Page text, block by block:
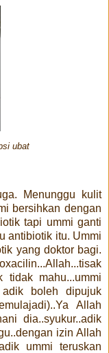
ubat
Menunggu kulit
bersihkan dengan
tapi ummi ganti
antibiotik itu. Ummi
yang doktor bagi.
tidak mahu...ummi
adik boleh dipujuk
Allah
dia..syukur..adik
izin Allah
ummi teruskan